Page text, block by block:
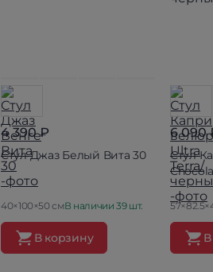
4 390 ₽
Стул Джаз Белый Вита 30
40×100×50 смВ наличии 39 шт.
В корзину
6 090
Стул